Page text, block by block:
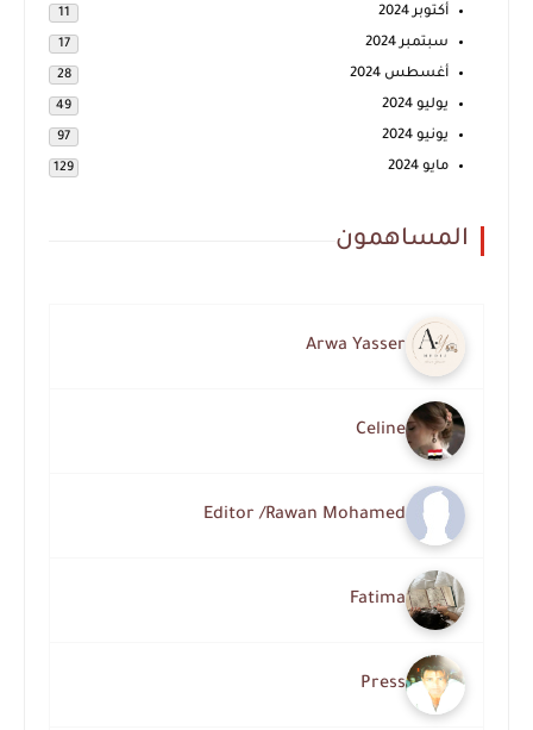
أكتوبر 2024 11
سبتمبر 2024 17
أغسطس 2024 28
يوليو 2024 49
يونيو 2024 97
مايو 2024 129
المساهمون
Arwa Yasser
Celine
Editor /Rawan Mohamed
Fatima
Press